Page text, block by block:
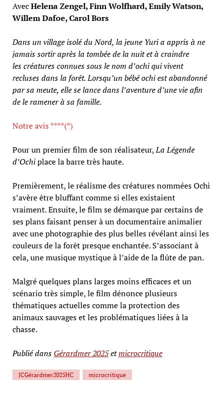
AvecHelena Zengel, Finn Wolfhard, Emily Watson,
Willem Dafoe, Carol Bors
Dans un village isolé du Nord, la jeune Yuri a appris à ne
jamais sortir après la tombée de la nuit et à craindre
les créatures connues sous le nom d’ochi qui vivent
recluses dans la forêt. Lorsqu’un bébé ochi est abandonné
par sa meute, elle se lance dans l’aventure d’une vie afin
de le ramener à sa famille.
Notre avis ****(*)
Pour un premier film de son réalisateur,La Légende
d’Ochiplace la barre très haute.
Premièrement, le réalisme des créatures nommées Ochi
s’avère être bluffant comme si elles existaient
vraiment. Ensuite, le film se démarque par certains de
ses plans faisant penser à un documentaire animalier
avec une photographie des plus belles révélant ainsi les
couleurs de la forêt presque enchantée. S’associant à
cela, une musique mystique à l’aide de la flûte de pan.
Malgré quelques plans larges moins efficaces et un
scénario très simple, le film dénonce plusieurs
thématiques actuelles comme la protection des
animaux sauvages et les problématiques liées à la
chasse.
Publié dans Gérardmer 2025etmicrocritique
JCGérardmer2025HC microcritique